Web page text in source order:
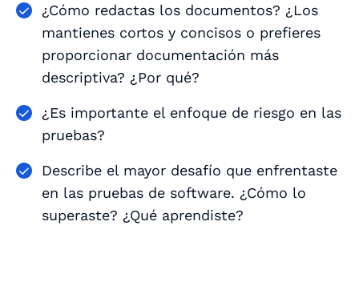
¿Cómo redactas los documentos? ¿Los
mantienes cortos y concisos o prefieres
proporcionar documentación más
descriptiva? ¿Por qué?
¿Es importante el enfoque de riesgo en las
pruebas?
Describe el mayor desafío que enfrentaste
en las pruebas de software. ¿Cómo lo
superaste? ¿Qué aprendiste?